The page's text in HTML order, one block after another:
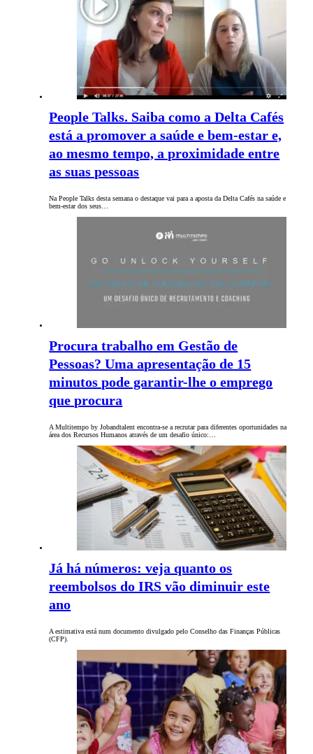
People Talks. Saiba como a Delta Cafés
está a promover a saúde e bem-estar e,
ao mesmo tempo, a proximidade entre
as suas pessoas
Na People Talks desta semana o destaque vai para a aposta da Delta Cafés na saúde e
bem-estar dos seus…
Procura trabalho em Gestão de
Pessoas? Uma apresentação de 15
minutos pode garantir-lhe o emprego
que procura
A Multitempo by Jobandtalent encontra-se a recrutar para diferentes oportunidades na
área dos Recursos Humanos através de um desafio único:…
Já há números: veja quanto os
reembolsos do IRS vão diminuir este
ano
A estimativa está num documento divulgado pelo Conselho das Finanças Públicas
(CFP).